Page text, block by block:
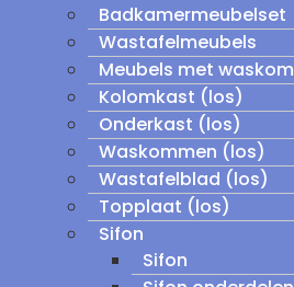
Badkamermeubelset
Wastafelmeubels
Meubels met waskom
Kolomkast (los)
Onderkast (los)
Waskommen (los)
Wastafelblad (los)
Topplaat (los)
Sifon
Sifon